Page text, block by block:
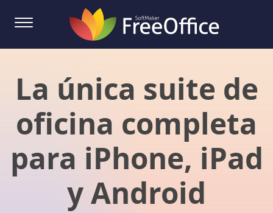
La única suite de
oficina completa
para iPhone, iPad
y Android